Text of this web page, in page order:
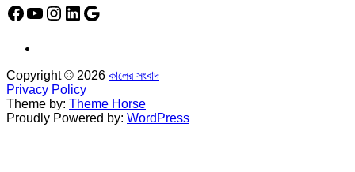
Facebook
YouTube
Instagram
LinkedIn
Google
Copyright © 2026 কালের সংবাদ
Privacy Policy
Theme by: Theme Horse
Proudly Powered by: WordPress